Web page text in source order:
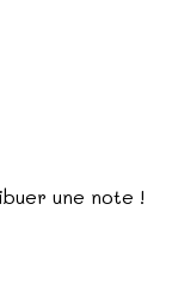
une note !